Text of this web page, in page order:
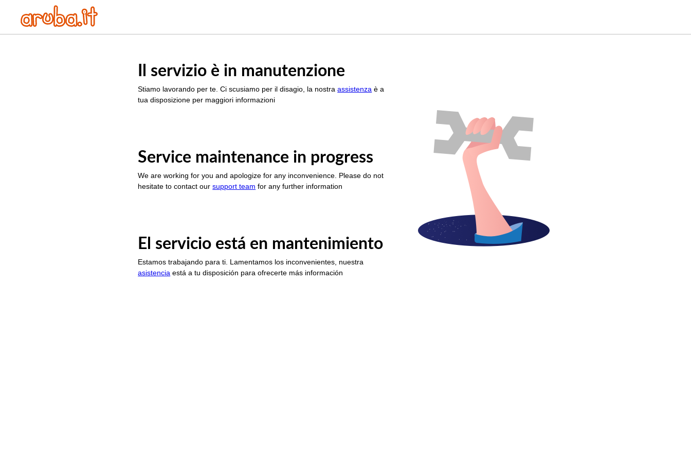
Il servizio è in manutenzione
Stiamo lavorando per te. Ci scusiamo per il disagio, la nostraassistenza è a
tua disposizione per maggiori informazioni
Service maintenance in progress
We are working for you and apologize for any inconvenience. Please do not
hesitate to contact oursupport team for any further information
El servicio está en mantenimiento
Estamos trabajando para ti. Lamentamos los inconvenientes, nuestra
asistencia está a tu disposición para ofrecerte más información